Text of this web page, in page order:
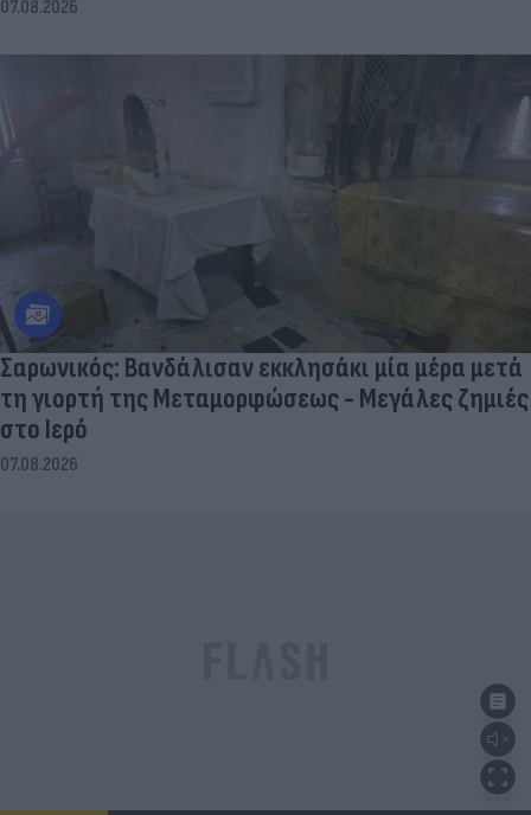
07.08.2026
Σαρωνικός: Βανδάλισαν εκκλησάκι μία μέρα μετά
τη γιορτή της Μεταμορφώσεως - Μεγάλες ζημιές
στο Ιερό
07.08.2026